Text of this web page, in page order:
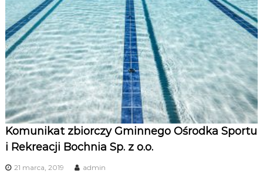
u
i
R
e
k
r
e
a
c
j
Komunikat zbiorczy Gminnego Ośrodka Sportu
i Rekreacji Bochnia Sp. z o.o.
21 marca, 2019 admin